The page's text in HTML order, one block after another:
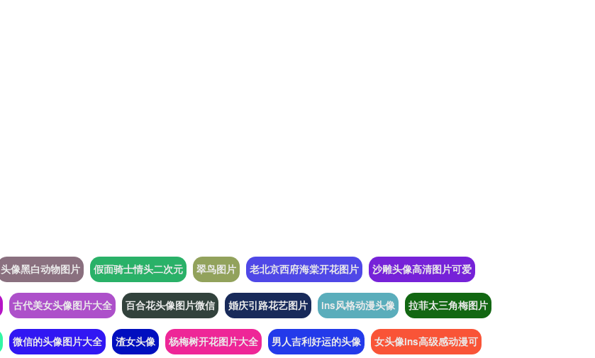
头像黑白动物图片 假面骑士情头二次元 翠鸟图片 老北京西府海棠开花图片 沙雕头像高清图片可爱
古代美女头像图片大全 百合花头像图片微信 婚庆引路花艺图片 ins风格动漫头像 拉菲太三角梅图片
微信的头像图片大全 渣女头像 杨梅树开花图片大全 男人吉利好运的头像 女头像ins高级感动漫可